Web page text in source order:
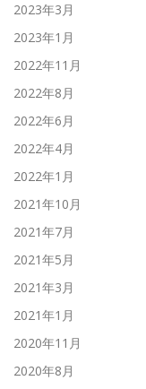
2023年3月
2023年1月
2022年11月
2022年8月
2022年6月
2022年4月
2022年1月
2021年10月
2021年7月
2021年5月
2021年3月
2021年1月
2020年11月
2020年8月